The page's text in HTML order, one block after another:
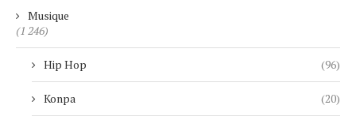
Musique
(1 246)
Hip Hop (96)
Konpa (20)